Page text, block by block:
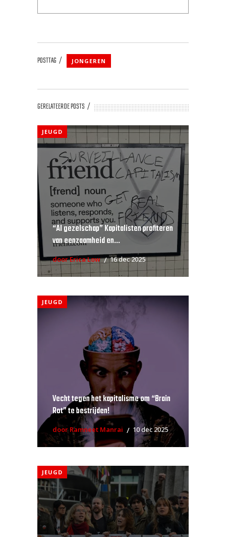
POSTTAG JONGEREN
GERELATEERDE POSTS
JEUGD
“AI gezelschap” Kapitalisten profiteren
van eenzaamheid en...
door Erica Low 16 dec 2025
JEUGD
Vecht tegen het kapitalisme om “Brain
Rot” te bestrijden!
door Ramneet Manrai 10 dec 2025
JEUGD